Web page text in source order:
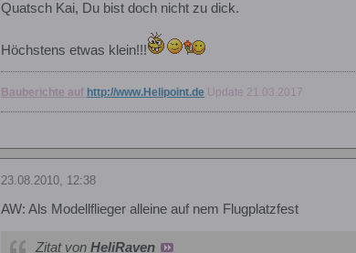
Quatsch Kai, Du bist doch nicht zu dick.
Höchstens etwas klein!!!
Bauberichte auf http://www.Helipoint.de Update 21.03.2017
23.08.2010, 12:38
AW: Als Modellflieger alleine auf nem Flugplatzfest
Zitat von HeliRaven